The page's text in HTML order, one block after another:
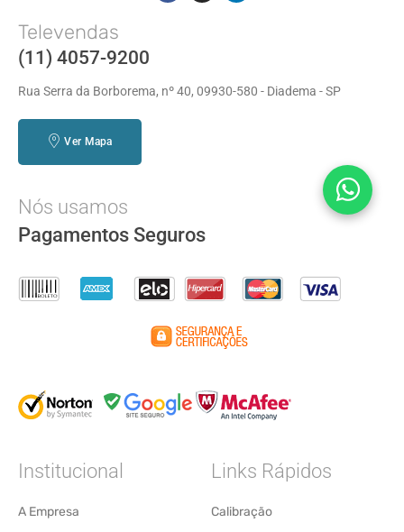
Televendas
(11) 4057-9200
Rua Serra da Borborema, nº 40, 09930-580 - Diadema - SP
Ver Mapa
Nós usamos
Pagamentos Seguros
Institucional
A Empresa
Links Rápidos
Calibração